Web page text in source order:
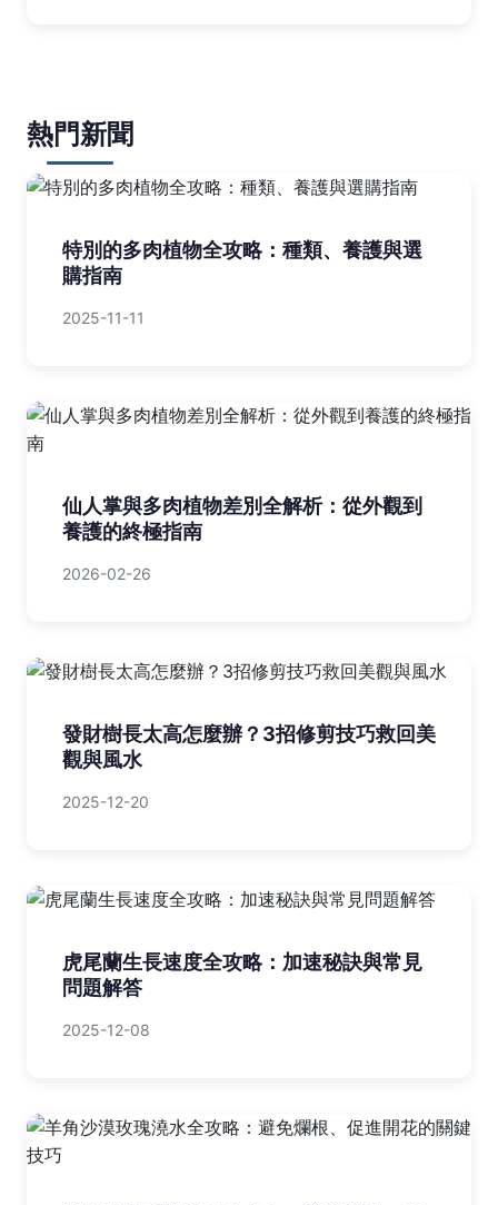
熱門新聞
特別的多肉植物全攻略：種類、養護與選
購指南
2025-11-11
仙人掌與多肉植物差別全解析：從外觀到
養護的終極指南
2026-02-26
發財樹長太高怎麼辦？3招修剪技巧救回美
觀與風水
2025-12-20
虎尾蘭生長速度全攻略：加速秘訣與常見
問題解答
2025-12-08